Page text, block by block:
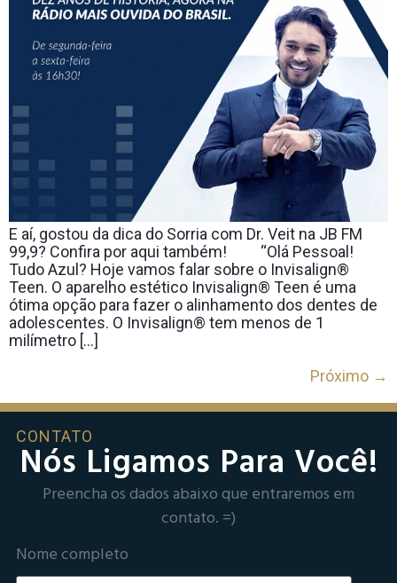
E aí, gostou da dica do Sorria com Dr. Veit na JB FM
99,9? Confira por aqui também! ⠀ ⠀ “Olá Pessoal!
Tudo Azul? Hoje vamos falar sobre o Invisalign®
Teen. O aparelho estético Invisalign® Teen é uma
ótima opção para fazer o alinhamento dos dentes de
adolescentes. O Invisalign® tem menos de 1
milímetro […]
Próximo →
CONTATO
Nós Ligamos Para Você!
Preencha os dados abaixo que entraremos em
contato. =)
Nome completo